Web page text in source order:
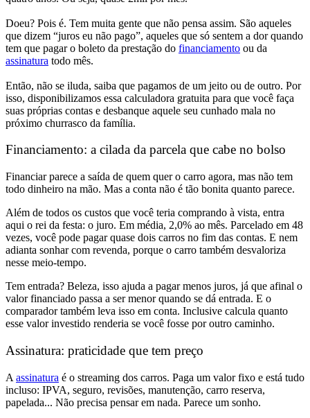
Doeu? Pois é. Tem muita gente que não pensa assim. São aqueles
que dizem “juros eu não pago”, aqueles que só sentem a dor quando
tem que pagar o boleto da prestação do financiamento ou da
assinatura todo mês.
Então, não se iluda, saiba que pagamos de um jeito ou de outro. Por
isso, disponibilizamos essa calculadora gratuita para que você faça
suas próprias contas e desbanque aquele seu cunhado mala no
próximo churrasco da família.
Financiamento: a cilada da parcela que cabe no bolso
Financiar parece a saída de quem quer o carro agora, mas não tem
todo dinheiro na mão. Mas a conta não é tão bonita quanto parece.
Além de todos os custos que você teria comprando à vista, entra
aqui o rei da festa: o juro. Em média, 2,0% ao mês. Parcelado em 48
vezes, você pode pagar quase dois carros no fim das contas. E nem
adianta sonhar com revenda, porque o carro também desvaloriza
nesse meio-tempo.
Tem entrada? Beleza, isso ajuda a pagar menos juros, já que afinal o
valor financiado passa a ser menor quando se dá entrada. E o
comparador também leva isso em conta. Inclusive calcula quanto
esse valor investido renderia se você fosse por outro caminho.
Assinatura: praticidade que tem preço
A assinatura é o streaming dos carros. Paga um valor fixo e está tudo
incluso: IPVA, seguro, revisões, manutenção, carro reserva,
papelada... Não precisa pensar em nada. Parece um sonho.